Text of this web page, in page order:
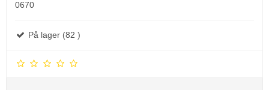
0670
På lager (82 )